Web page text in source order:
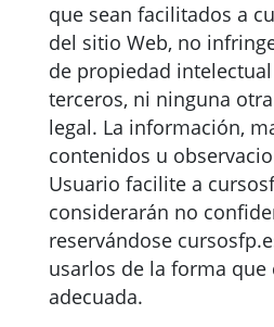
que sean facilitados a
del sitio Web, no
de propiedad
terceros, ni ninguna
legal. La información,
contenidos u
Usuario facilite a
considerarán no
reservándose
usarlos de la forma que
adecuada.